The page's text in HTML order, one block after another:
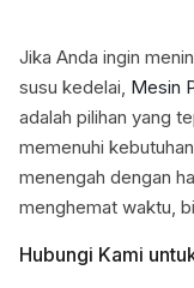
Jika Anda ingin
susu kedelai, Mesin
adalah pilihan yang
memenuhi
menengah dengan
menghemat waktu,
Hubungi Kami